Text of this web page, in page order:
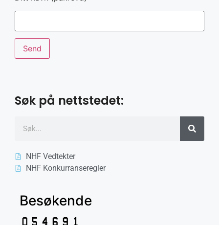
Søk på nettstedet:
NHF Vedtekter
NHF Konkurranseregler
Besøkende